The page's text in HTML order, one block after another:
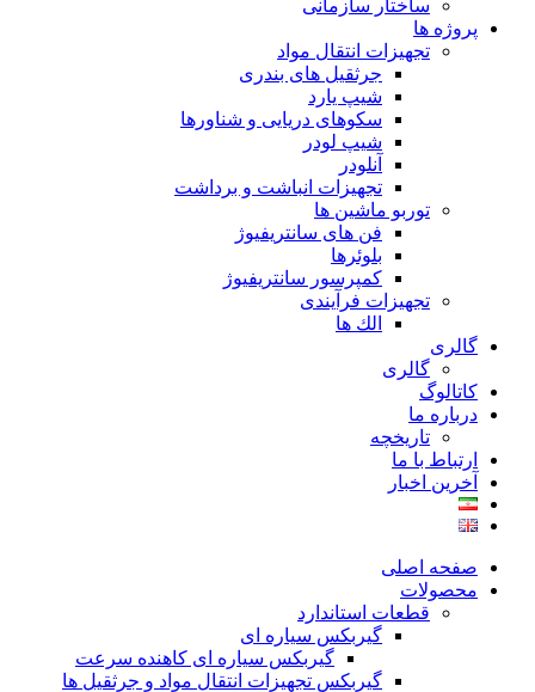
ساختار سازمانی
پروژه ها
تجهيزات انتقال مواد
جرثقيل های بندری
شيپ يارد
سكوهای دريايی و شناورها
شيپ لودر
آنلودر
تجهيزات انباشت و برداشت
توربو ماشين ها
فن های سانتريفيوژ
بلوئرها
کمپرسور سانتریفیوژ
تجهیزات فرآیندی
الك ها
گالری
گالری
کاتالوگ
درباره ما
تاريخچه
ارتباط با ما
آخرین اخبار
صفحه اصلی
محصولات
قطعات استاندارد
گيربكس سياره ای
گيربكس سياره ای كاهنده سرعت
گيربكس تجهيزات انتقال مواد و جرثقيل ها